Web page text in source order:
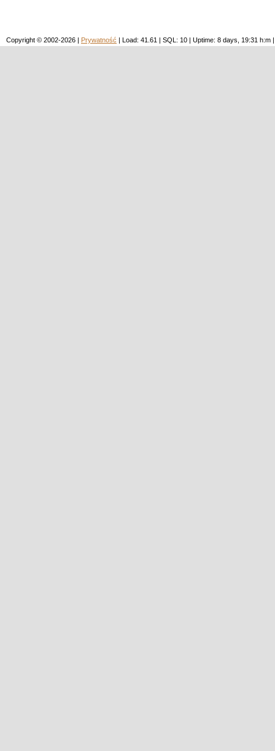
Copyright © 2002-2026 | Prywatność | Load: 41.61 | SQL: 10 | Uptime: 8 days, 19:31